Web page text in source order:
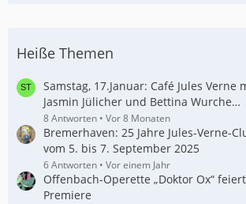
Heiße Themen
Samstag, 17.Januar: Café Jules Verne
Jasmin Jülicher und Bettina Wurche…
8 Antworten Vor 8 Monaten
Bremerhaven: 25 Jahre Jules-Verne-
vom 5. bis 7. September 2025
6 Antworten Vor einem Jahr
Offenbach-Operette „Doktor Ox“
Premiere